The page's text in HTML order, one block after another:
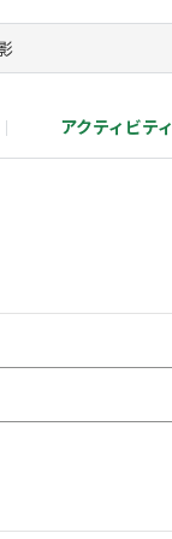
アクティビティ